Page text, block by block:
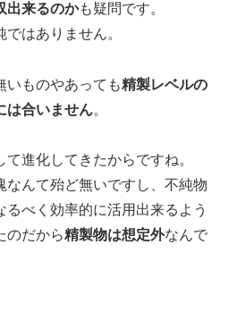
出来るのかも疑問です。
はありません。
いものやあっても精製レベルの
は合いません。
進化してきたからですね。
なんて殆ど無いですし、不純物
るべく効率的に活用出来るよう
のだから精製物は想定外なんで